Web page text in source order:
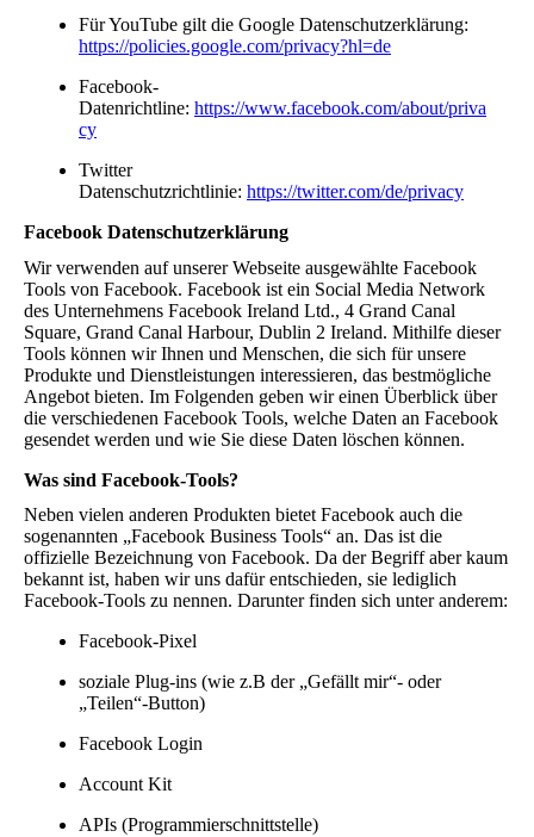
Für YouTube gilt die Google Datenschutzerklärung:
https://policies.google.com/privacy?hl=de
Facebook-
Datenrichtline: https://www.facebook.com/about/priva
cy
Twitter
Datenschutzrichtlinie: https://twitter.com/de/privacy
Facebook Datenschutzerklärung
Wir verwenden auf unserer Webseite ausgewählte Facebook
Tools von Facebook. Facebook ist ein Social Media Network
des Unternehmens Facebook Ireland Ltd., 4 Grand Canal
Square, Grand Canal Harbour, Dublin 2 Ireland. Mithilfe dieser
Tools können wir Ihnen und Menschen, die sich für unsere
Produkte und Dienstleistungen interessieren, das bestmögliche
Angebot bieten. Im Folgenden geben wir einen Überblick über
die verschiedenen Facebook Tools, welche Daten an Facebook
gesendet werden und wie Sie diese Daten löschen können.
Was sind Facebook-Tools?
Neben vielen anderen Produkten bietet Facebook auch die
sogenannten „Facebook Business Tools“ an. Das ist die
offizielle Bezeichnung von Facebook. Da der Begriff aber kaum
bekannt ist, haben wir uns dafür entschieden, sie lediglich
Facebook-Tools zu nennen. Darunter finden sich unter anderem:
Facebook-Pixel
soziale Plug-ins (wie z.B der „Gefällt mir“- oder
„Teilen“-Button)
Facebook Login
Account Kit
APIs (Programmierschnittstelle)